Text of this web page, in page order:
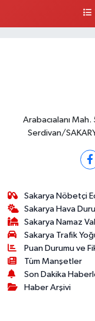
Arabacıalanı
Serdivan/
Sakarya Nöbetçi
Sakarya Hava
Sakarya Namaz
Sakarya Trafik
Puan Durumu ve
Tüm Manşetler
Son Dakika
Haber Arşivi